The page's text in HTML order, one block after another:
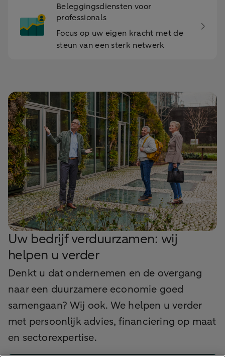
Beleggingsdiensten voor
professionals
Focus op uw eigen kracht met de
steun van een sterk netwerk
Uw bedrijf verduurzamen: wij
helpen u verder
Denkt u dat ondernemen en de overgang
naar een duurzamere economie goed
samengaan? Wij ook. We helpen u verder
met persoonlijk advies, financiering op maat
en sectorexpertise.